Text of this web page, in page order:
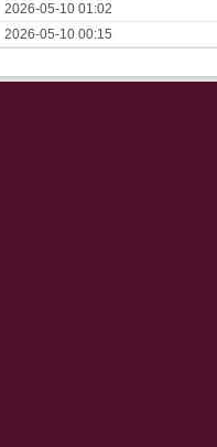
2026-05-10 01:02
2026-05-10 00:15